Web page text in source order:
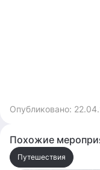
Опубликовано:
Похожие
Путешествия